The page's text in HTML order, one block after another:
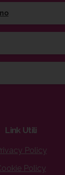
Link Utili
Policy
Policy